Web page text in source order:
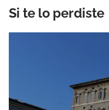
Si te lo perdiste